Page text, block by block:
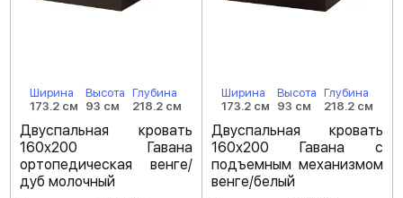
Ширина
173.2 см
Высота
93 см
Глубина
218.2 см
Двуспальная кровать
160х200 Гавана
ортопедическая венге/
дуб молочный
Ширина
173.2 см
Высота
93 см
Глубина
218.2 см
Двуспальная кровать
160х200 Гавана с
подъемным механизмом
венге/белый